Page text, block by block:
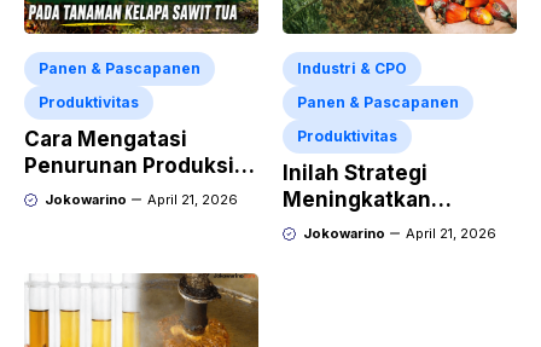
Panen & Pascapanen
Produktivitas
Cara Mengatasi
Penurunan Produksi
pada Tanaman Kelapa
Jokowarino April 21, 2026
Industri & CPO
Panen & Pascapanen
Produktivitas
Inilah Strategi
Meningkatkan
Produktivitas
Jokowarino April 21, 2026